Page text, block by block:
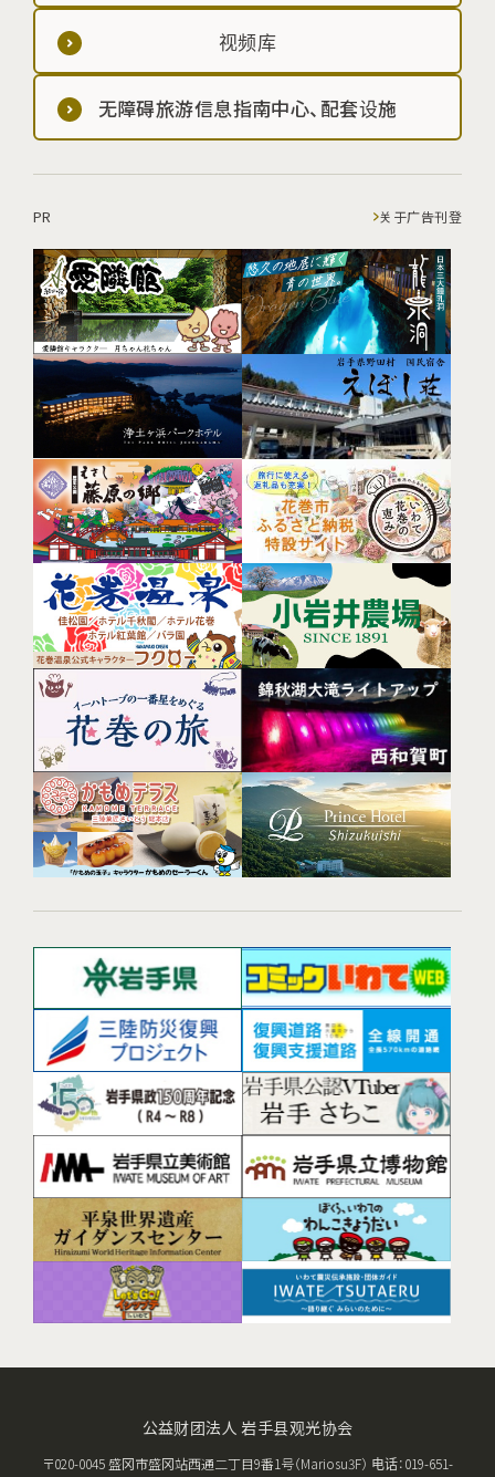
视频库
无障碍旅游信息指南中心、配套设施
PR 关于广告刊登
公益财团法人 岩手县观光协会
〒020-0045 盛冈市盛冈站西通二丁目9番1号（Mariosu3F） 电话：019-651-